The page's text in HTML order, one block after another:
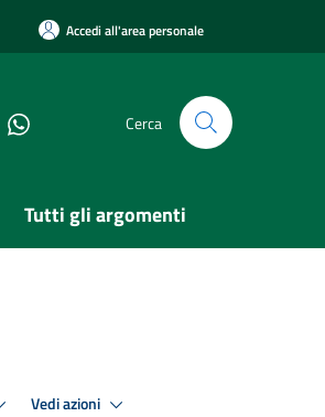
Accedi all'area personale
Cerca
Tutti gli argomenti
Vedi azioni